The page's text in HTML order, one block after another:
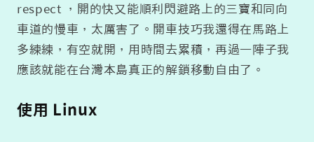
respect ，開的快又能順利閃避路上的三寶和同向
車道的慢車，太厲害了。開車技巧我還得在馬路上
多練練，有空就開，用時間去累積，再過一陣子我
應該就能在台灣本島真正的解鎖移動自由了。
使用 Linux